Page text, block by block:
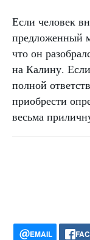
Если человек
предложенный
что он
на Калину.
полной
приобрести
весьма
EMAIL